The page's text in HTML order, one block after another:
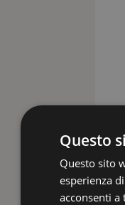
Questo
Questo sito
esperienza
acconsenti